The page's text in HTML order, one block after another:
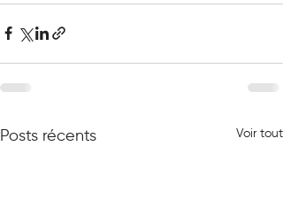
Posts récents Voir tout